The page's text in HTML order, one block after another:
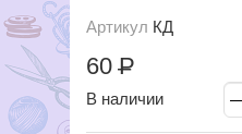
Артикул КД
60Р
В наличии